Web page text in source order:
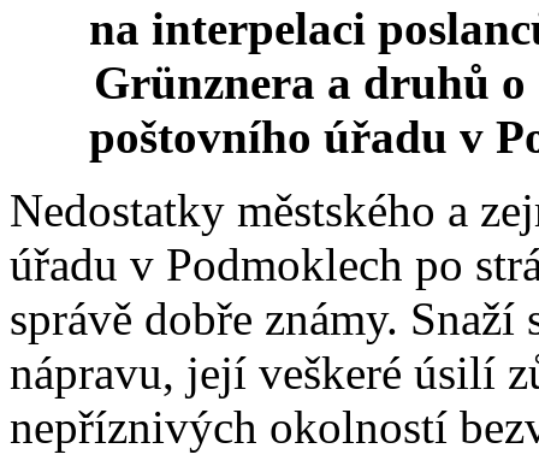
na interpelaci
Grünznera a druhů
poštovního úřadu v
Nedostatky městského a
úřadu v Podmoklech po
správě dobře známy.
nápravu, její veškeré úsilí
nepříznivých okolností